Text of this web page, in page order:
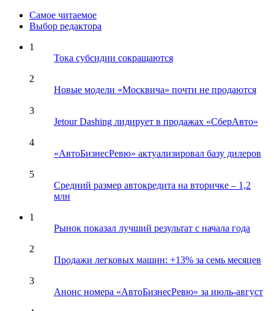
Самое читаемое
Выбор редактора
1
Тока субсидии сокращаются
2
Новые модели «Москвича» почти не продаются
3
Jetour Dashing лидирует в продажах «СберАвто»
4
«АвтоБизнесРевю» актуализировал базу дилеров
5
Средний размер автокредита на вторичке – 1,2
млн
1
Рынок показал лучший результат с начала года
2
Продажи легковых машин: +13% за семь месяцев
3
Анонс номера «АвтоБизнесРевю» за июль-август